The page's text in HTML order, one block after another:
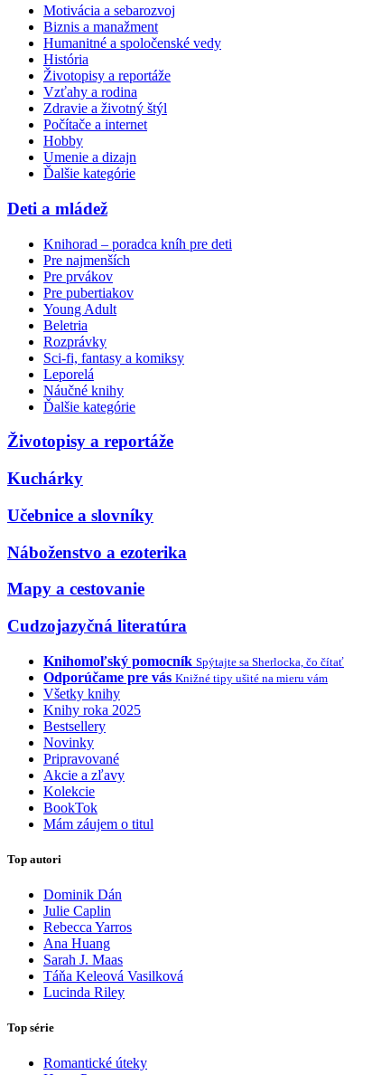
Motivácia a sebarozvoj
Biznis a manažment
Humanitné a spoločenské vedy
História
Životopisy a reportáže
Vzťahy a rodina
Zdravie a životný štýl
Počítače a internet
Hobby
Umenie a dizajn
Ďalšie kategórie
Deti a mládež
Knihorad – poradca kníh pre deti
Pre najmenších
Pre prvákov
Pre pubertiakov
Young Adult
Beletria
Rozprávky
Sci-fi, fantasy a komiksy
Leporelá
Náučné knihy
Ďalšie kategórie
Životopisy a reportáže
Kuchárky
Učebnice a slovníky
Náboženstvo a ezoterika
Mapy a cestovanie
Cudzojazyčná literatúra
Knihomoľský pomocník Spýtajte sa Sherlocka, čo čítať
Odporúčame pre vás Knižné tipy ušité na mieru vám
Všetky knihy
Knihy roka 2025
Bestsellery
Novinky
Pripravované
Akcie a zľavy
Kolekcie
BookTok
Mám záujem o titul
Top autori
Dominik Dán
Julie Caplin
Rebecca Yarros
Ana Huang
Sarah J. Maas
Táňa Keleová Vasilková
Lucinda Riley
Top série
Romantické úteky